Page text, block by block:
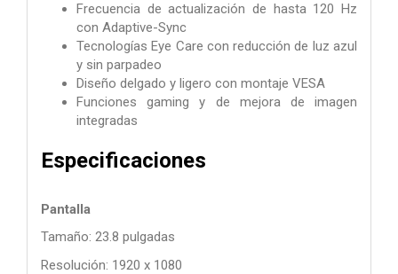
Frecuencia de actualización de hasta 120 Hz
con Adaptive-Sync
Tecnologías Eye Care con reducción de luz azul
y sin parpadeo
Diseño delgado y ligero con montaje VESA
Funciones gaming y de mejora de imagen
integradas
Especificaciones
Pantalla
Tamaño: 23.8 pulgadas
Resolución: 1920 x 1080